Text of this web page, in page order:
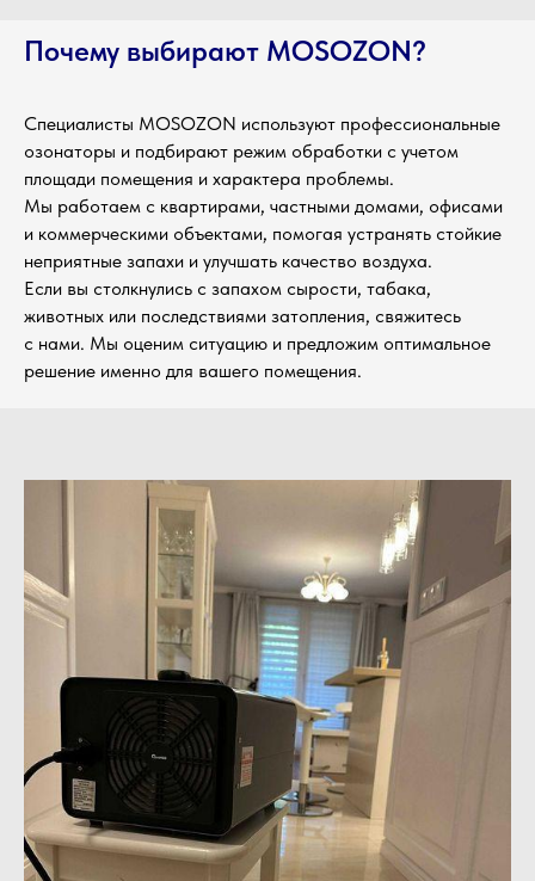
Почему выбирают MOSOZON?
Специалисты MOSOZON используют профессиональные
озонаторы и подбирают режим обработки с учетом
площади помещения и характера проблемы.
Мы работаем с квартирами, частными домами, офисами
и коммерческими объектами, помогая устранять стойкие
неприятные запахи и улучшать качество воздуха.
Если вы столкнулись с запахом сырости, табака,
животных или последствиями затопления, свяжитесь
с нами. Мы оценим ситуацию и предложим оптимальное
решение именно для вашего помещения.